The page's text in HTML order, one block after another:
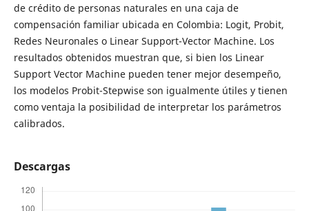
de crédito de personas naturales en una caja de
compensación familiar ubicada en Colombia: Logit, Probit,
Redes Neuronales o Linear Support-Vector Machine. Los
resultados obtenidos muestran que, si bien los Linear
Support Vector Machine pueden tener mejor desempeño,
los modelos Probit-Stepwise son igualmente útiles y tienen
como ventaja la posibilidad de interpretar los parámetros
calibrados.
Descargas